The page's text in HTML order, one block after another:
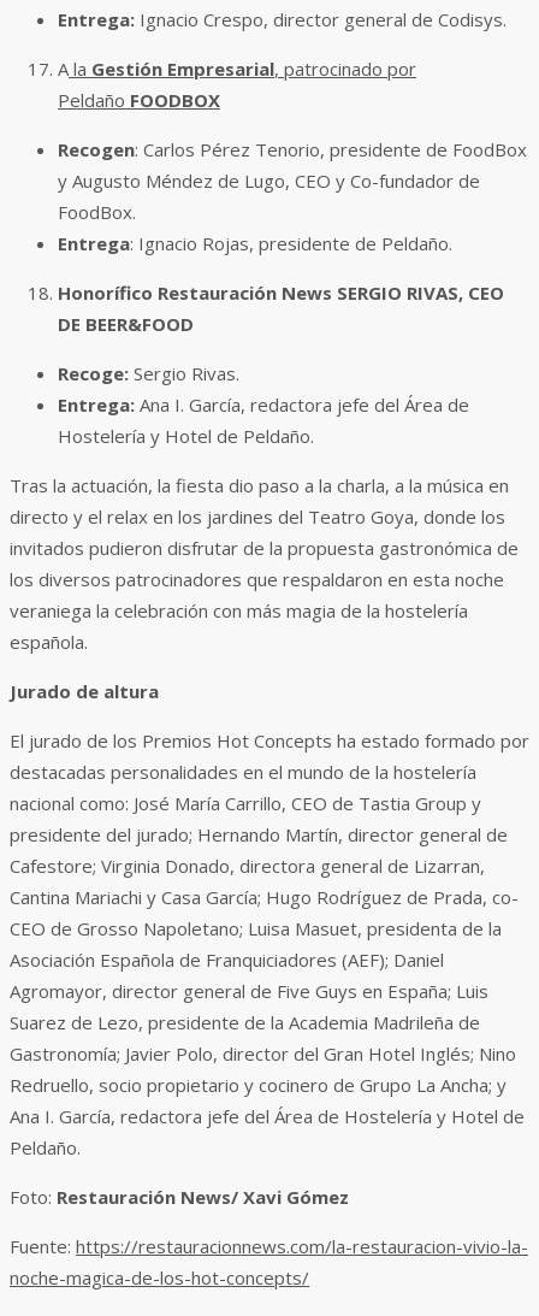
Entrega: Ignacio Crespo, director general de Codisys.
Ala Gestión Empresarial, patrocinado por
Peldaño FOODBOX
Recogen: Carlos Pérez Tenorio, presidente de FoodBox
y Augusto Méndez de Lugo, CEO y Co-fundador de
FoodBox.
Entrega: Ignacio Rojas, presidente de Peldaño.
Honorífico Restauración News SERGIO RIVAS, CEO
DE BEER&FOOD
Recoge: Sergio Rivas.
Entrega: Ana I. García, redactora jefe del Área de
Hostelería y Hotel de Peldaño.
Tras la actuación, la fiesta dio paso a la charla, a la música en
directo y el relax en los jardines del Teatro Goya, donde los
invitados pudieron disfrutar de la propuesta gastronómica de
los diversos patrocinadores que respaldaron en esta noche
veraniega la celebración con más magia de la hostelería
española.
Jurado de altura
El jurado de los Premios Hot Concepts ha estado formado por
destacadas personalidades en el mundo de la hostelería
nacional como: José María Carrillo, CEO de Tastia Group y
presidente del jurado; Hernando Martín, director general de
Cafestore; Virginia Donado, directora general de Lizarran,
Cantina Mariachi y Casa García; Hugo Rodríguez de Prada, co-
CEO de Grosso Napoletano; Luisa Masuet, presidenta de la
Asociación Española de Franquiciadores (AEF); Daniel
Agromayor, director general de Five Guys en España; Luis
Suarez de Lezo, presidente de la Academia Madrileña de
Gastronomía; Javier Polo, director del Gran Hotel Inglés; Nino
Redruello, socio propietario y cocinero de Grupo La Ancha; y
Ana I. García, redactora jefe del Área de Hostelería y Hotel de
Peldaño.
Foto: Restauración News/ Xavi Gómez
Fuente: https://restauracionnews.com/la-restauracion-vivio-la-
noche-magica-de-los-hot-concepts/